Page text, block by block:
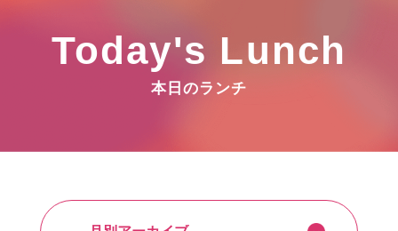
Today's Lunch
本日のランチ